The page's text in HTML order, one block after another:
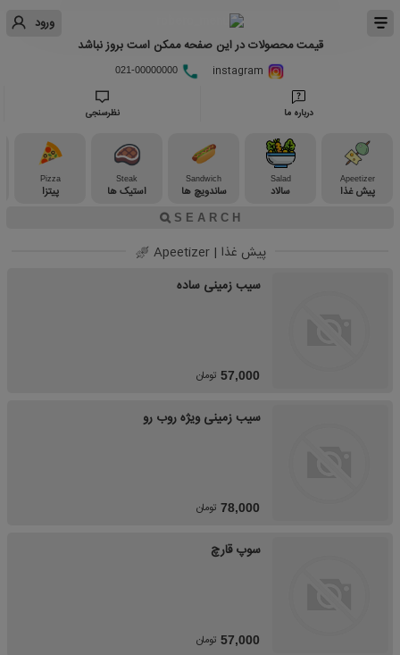
ورود
قیمت محصولات در این صفحه ممکن است بروز نباشد
021-00000000
درباره ما نظرسنجی
Apeetizer
پیش غذا
Salad
سالاد
Sandwich
ساندویچ ها
Steak
استیک ها
Pizza
پیتزا
پیش غذا | Apeetizer
سیب زمینی ساده
57,000 تومان
سیب زمینی ویژه روب رو
78,000 تومان
سوپ قارچ
57,000 تومان